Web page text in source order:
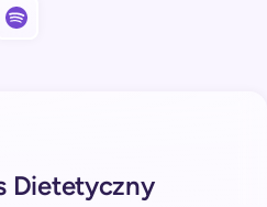
na TikToku!
nasz kanał na Youtube!
Subskrybuj nasz kanał na Spotify!
Dietetyczny